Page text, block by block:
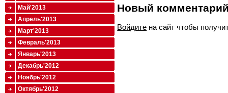
Новый
Войдите на сайт чтобы
Май'2013
Апрель'2013
Март'2013
Февраль'2013
Январь'2013
Декабрь'2012
Ноябрь'2012
Октябрь'2012